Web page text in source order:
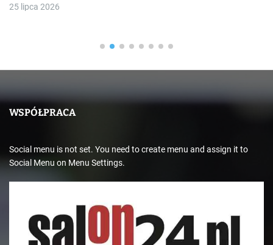
25 lipca 2026
WSPÓŁPRACA
Social menu is not set. You need to create menu and assign it to
Social Menu on Menu Settings.